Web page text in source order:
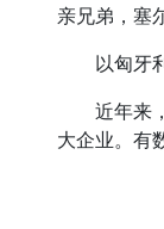
亲兄弟，塞
以匈牙利
近年来，
大企业。有